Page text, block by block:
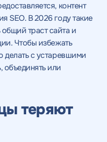
контент
SEO. В 2026 году такие
траст сайта и
Чтобы избежать
делать с устаревшими
объединять или
теряют